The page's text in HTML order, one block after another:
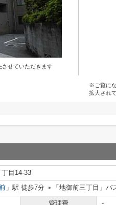
せていただきます
※ご覧に
拡大され
丁目14-33
」駅 徒歩7分 「地御前三丁目」
管理費
-